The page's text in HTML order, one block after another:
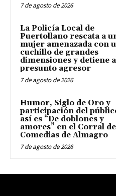
7 de agosto de 2026
La Policía Local de
Puertollano rescata a
mujer amenazada con
cuchillo de grandes
dimensiones y detiene
presunto agresor
7 de agosto de 2026
Humor, Siglo de Oro y
participación del
así es “De doblones y
amores” en el Corral de
Comedias de Almagro
7 de agosto de 2026